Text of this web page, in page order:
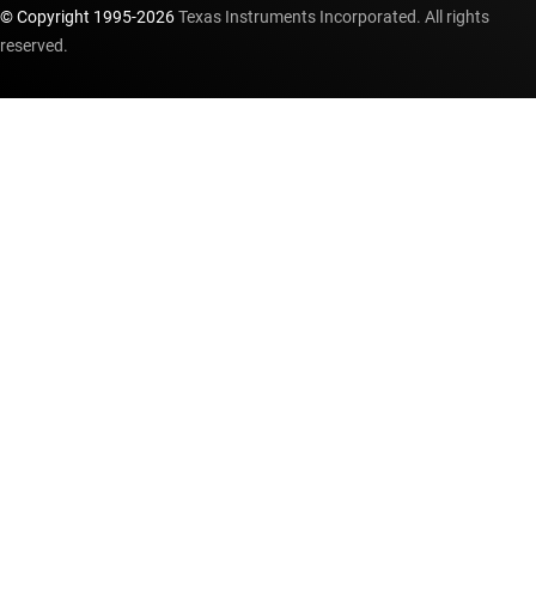
© Copyright 1995-2026Texas Instruments Incorporated. All rights
reserved.